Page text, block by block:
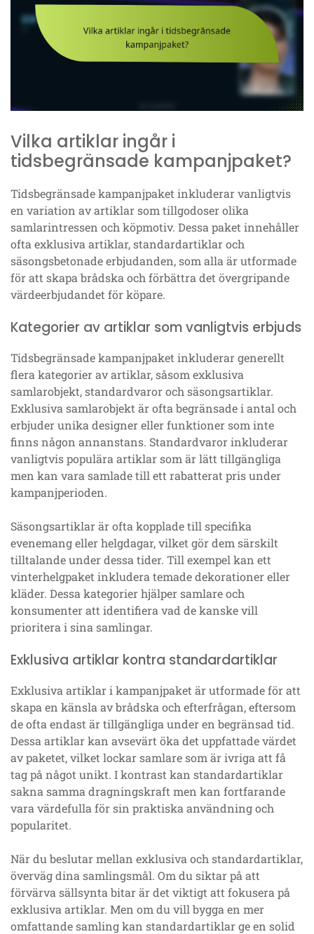
Vilka artiklar ingår i
tidsbegränsade kampanjpaket?
Tidsbegränsade kampanjpaket inkluderar vanligtvis
en variation av artiklar som tillgodoser olika
samlarintressen och köpmotiv. Dessa paket innehåller
ofta exklusiva artiklar, standardartiklar och
säsongsbetonade erbjudanden, som alla är utformade
för att skapa brådska och förbättra det övergripande
värdeerbjudandet för köpare.
Kategorier av artiklar som vanligtvis erbjuds
Tidsbegränsade kampanjpaket inkluderar generellt
flera kategorier av artiklar, såsom exklusiva
samlarobjekt, standardvaror och säsongsartiklar.
Exklusiva samlarobjekt är ofta begränsade i antal och
erbjuder unika designer eller funktioner som inte
finns någon annanstans. Standardvaror inkluderar
vanligtvis populära artiklar som är lätt tillgängliga
men kan vara samlade till ett rabatterat pris under
kampanjperioden.
Säsongsartiklar är ofta kopplade till specifika
evenemang eller helgdagar, vilket gör dem särskilt
tilltalande under dessa tider. Till exempel kan ett
vinterhelgpaket inkludera temade dekorationer eller
kläder. Dessa kategorier hjälper samlare och
konsumenter att identifiera vad de kanske vill
prioritera i sina samlingar.
Exklusiva artiklar kontra standardartiklar
Exklusiva artiklar i kampanjpaket är utformade för att
skapa en känsla av brådska och efterfrågan, eftersom
de ofta endast är tillgängliga under en begränsad tid.
Dessa artiklar kan avsevärt öka det uppfattade värdet
av paketet, vilket lockar samlare som är ivriga att få
tag på något unikt. I kontrast kan standardartiklar
sakna samma dragningskraft men kan fortfarande
vara värdefulla för sin praktiska användning och
popularitet.
När du beslutar mellan exklusiva och standardartiklar,
överväg dina samlingsmål. Om du siktar på att
förvärva sällsynta bitar är det viktigt att fokusera på
exklusiva artiklar. Men om du vill bygga en mer
omfattande samling kan standardartiklar ge en solid